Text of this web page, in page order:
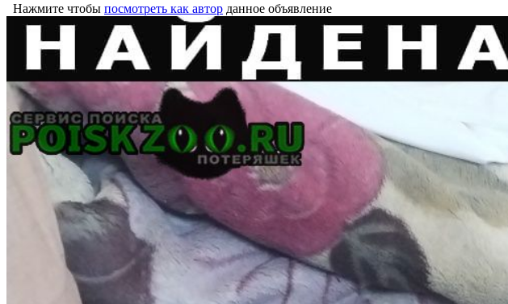
Нажмите чтобы посмотреть как автор данное объявление